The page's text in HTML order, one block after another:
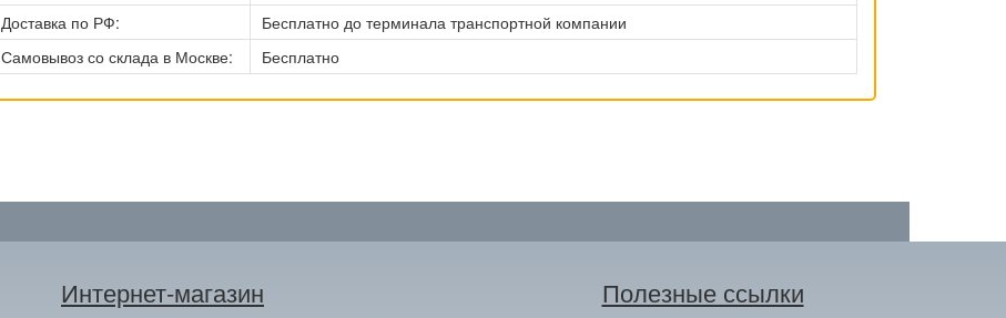
Доставка по РФ:
Бесплатно до терминала транспортной компании
Самовывоз со склада в Москве:
Бесплатно
Интернет-магазин Полезные ссылки